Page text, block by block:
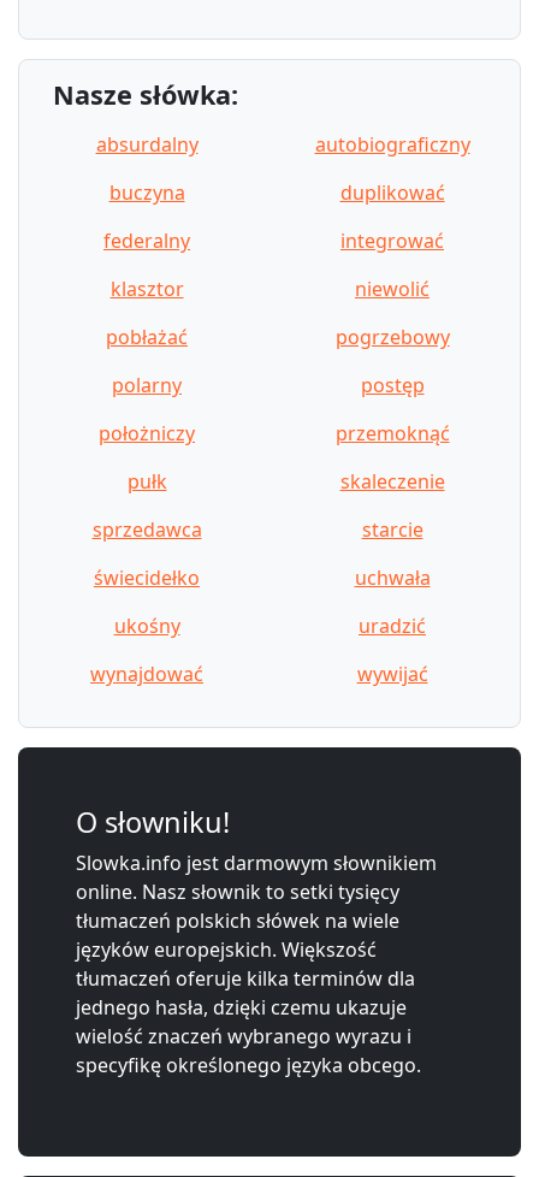
Nasze słówka:
absurdalny
autobiograficzny
buczyna
duplikować
federalny
integrować
klasztor
niewolić
pobłażać
pogrzebowy
polarny
postęp
położniczy
przemoknąć
pułk
skaleczenie
sprzedawca
starcie
świecidełko
uchwała
ukośny
uradzić
wynajdować
wywijać
O słowniku!
Slowka.info jest darmowym słownikiem
online. Nasz słownik to setki tysięcy
tłumaczeń polskich słówek na wiele
języków europejskich. Większość
tłumaczeń oferuje kilka terminów dla
jednego hasła, dzięki czemu ukazuje
wielość znaczeń wybranego wyrazu i
specyfikę określonego języka obcego.